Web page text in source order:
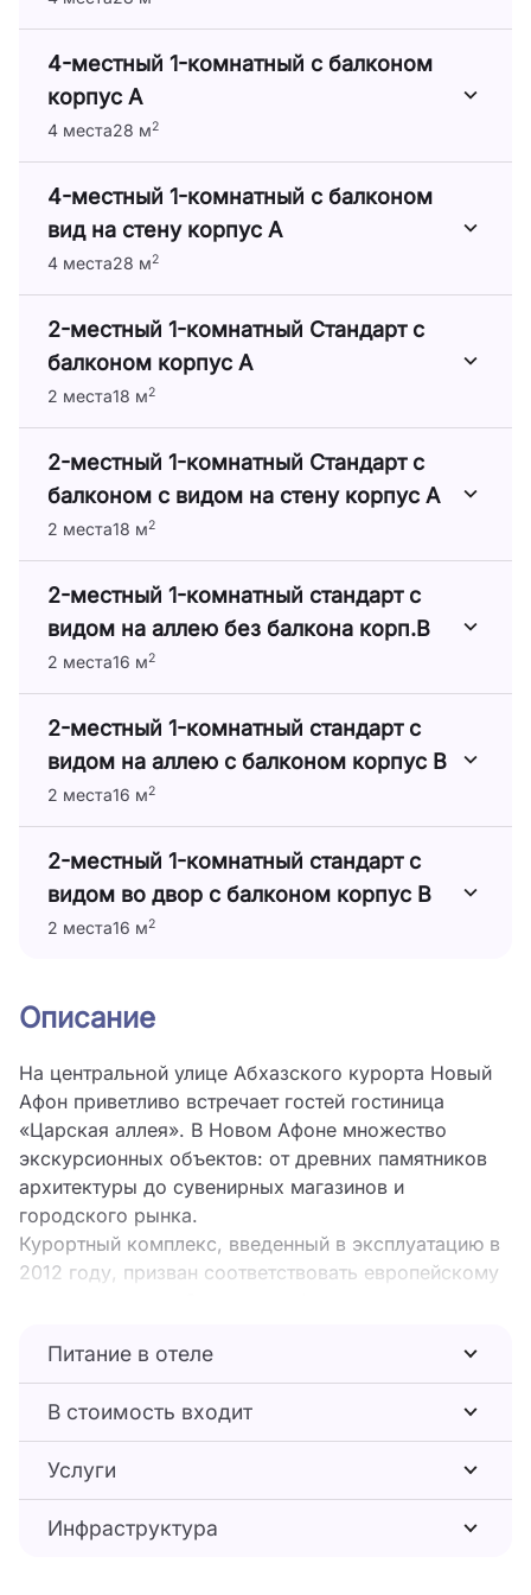
4-местный 1-комнатный с балконом
корпус А
4 места28 м2
4-местный 1-комнатный с балконом
вид на стену корпус А
4 места28 м2
2-местный 1-комнатный Стандарт с
балконом корпус А
2 места18 м2
2-местный 1-комнатный Стандарт с
балконом с видом на стену корпус А
2 места18 м2
2-местный 1-комнатный стандарт с
видом на аллею без балкона корп.В
2 места16 м2
2-местный 1-комнатный стандарт с
видом на аллею с балконом корпус В
2 места16 м2
2-местный 1-комнатный стандарт с
видом во двор с балконом корпус В
2 места16 м2
Описание
На центральной улице Абхазского курорта Новый
Афон приветливо встречает гостей гостиница
«Царская аллея». В Новом Афоне множество
экскурсионных объектов: от древних памятников
архитектуры до сувенирных магазинов и
городского рынка.
Курортный комплекс, введенный в эксплуатацию в
2012 году, призван соответствовать европейскому
из различных уголков страны. 3-х этажный корпус
отеля включает в себя 49 номеров различных
категорий комфорта. Даже стандартные номера
обладает достаточным уровнем сервиса, так как
они оснащены современной мебелью, ЖК-
телевизором, холодильником и кондиционером. В
каждом номере предусмотрен санузел и душевая
Питание в отеле
В стоимость входит
Услуги
Инфраструктура